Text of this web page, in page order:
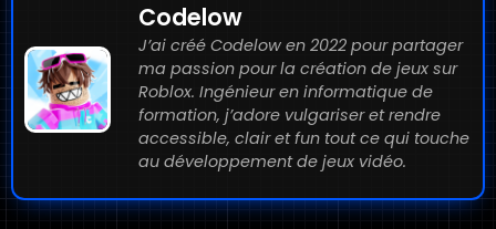
Codelow
J’ai créé Codelow en 2022 pour partager
ma passion pour la création de jeux sur
Roblox. Ingénieur en informatique de
formation, j’adore vulgariser et rendre
accessible, clair et fun tout ce qui touche
au développement de jeux vidéo.